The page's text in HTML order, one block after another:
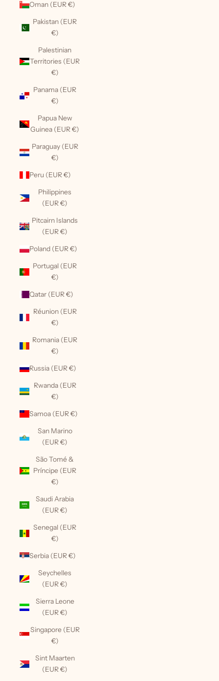
Oman (EUR €)
Pakistan (EUR
€)
Palestinian
Territories (EUR
€)
Panama (EUR
€)
Papua New
Guinea (EUR €)
Paraguay (EUR
€)
Peru (EUR €)
Philippines
(EUR €)
Pitcairn Islands
(EUR €)
Poland (EUR €)
Portugal (EUR
€)
Qatar (EUR €)
Réunion (EUR
€)
Romania (EUR
€)
Russia (EUR €)
Rwanda (EUR
€)
Samoa (EUR €)
San Marino
(EUR €)
São Tomé &
Príncipe (EUR
€)
Saudi Arabia
(EUR €)
Senegal (EUR
€)
Serbia (EUR €)
Seychelles
(EUR €)
Sierra Leone
(EUR €)
Singapore (EUR
€)
Sint Maarten
(EUR €)